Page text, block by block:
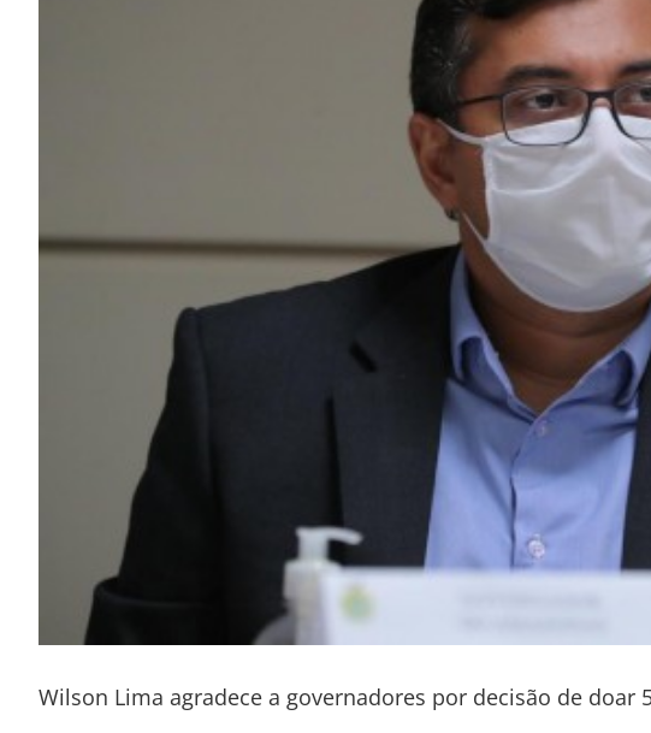
Wilson Lima agradece a governadores por decisão de doar